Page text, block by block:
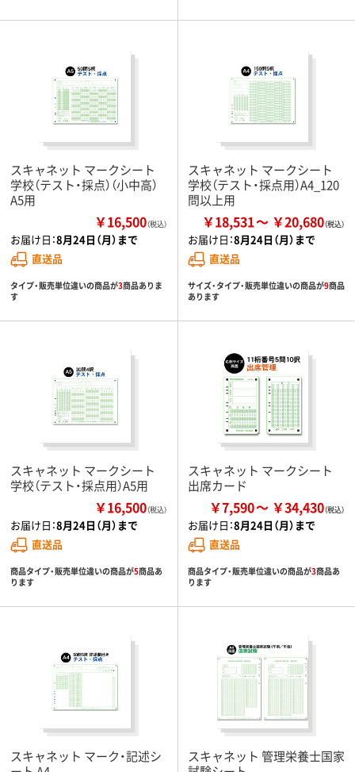
スキャネット マークシート
学校（テスト・採点）（小中高）
A5用
￥16,500（税込）
お届け日：8月24日（月）まで
直送品
タイプ・販売単位違いの商品が3商品ありま
す
スキャネット マークシート
学校（テスト・採点用）A4_120
問以上用
￥18,531 ￥20,680
お届け日：8月24日（月）まで
直送品
サイズ・タイプ・販売単位違いの商品が9商品
あります
スキャネット マークシート
学校（テスト・採点用）A5用
￥16,500（税込）
お届け日：8月24日（月）まで
直送品
商品タイプ・販売単位違いの商品が5商品あ
ります
スキャネット マークシート
出席カード
￥7,590 ￥34,430
お届け日：8月24日（月）まで
直送品
商品タイプ・販売単位違いの商品が3商品あ
ります
スキャネット マーク・記述シ
スキャネット 管理栄養士国家